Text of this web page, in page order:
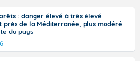
: danger élevé à très élevé
près de la Méditerranée, plus modéré
du pays